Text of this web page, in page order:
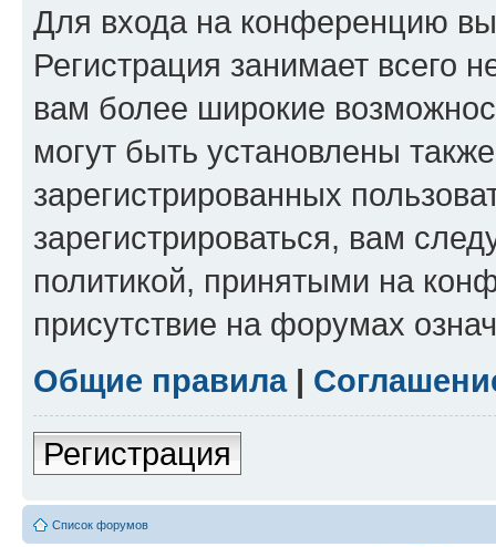
Для входа на конференцию
Регистрация занимает всего
вам более широкие
могут быть установлены
зарегистрированных
зарегистрироваться, вам
политикой, принятыми на
присутствие на форумах
Общие правила|
Регистрация
Список форумов